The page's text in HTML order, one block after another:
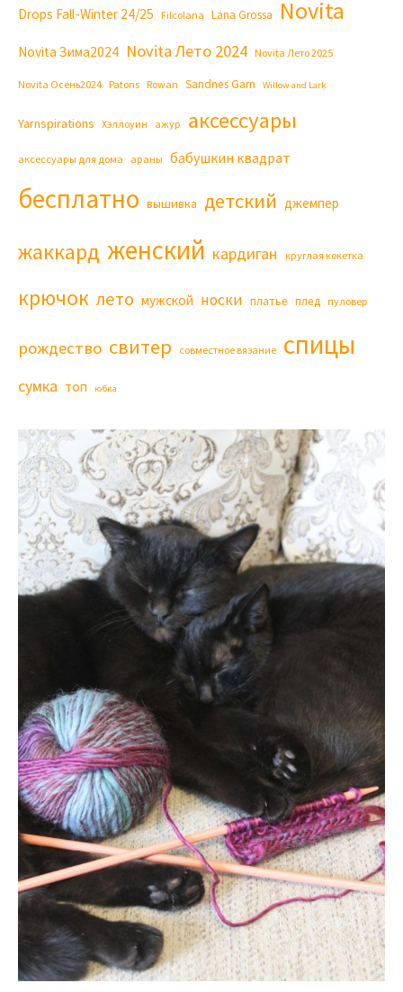
Drops Fall-Winter 24/25 Filcolana Lana Grossa Novita
Novita Зима2024 Novita Лето 2024 Novita Лето 2025
Novita Осень2024 Patons Rowan Sandnes Garn Willow and Lark
Yarnspirations Хэллоуин ажур аксессуары
аксессуары для дома араны бабушкин квадрат
бесплатно вышивка детский джемпер
жаккард женский кардиган круглая кокетка
крючок лето мужской носки платье плед пуловер
рождество свитер совместное вязание спицы
сумка топ юбка